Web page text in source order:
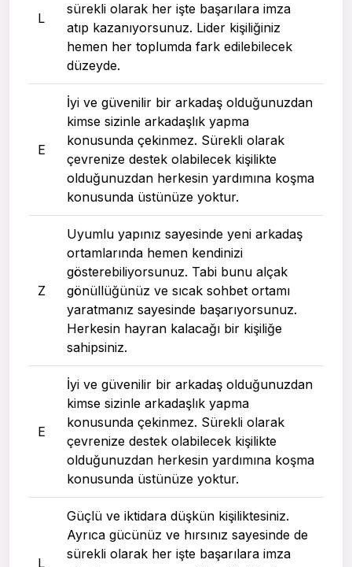
L
sürekli olarak her işte başarılara imza
atıp kazanıyorsunuz. Lider kişiliğiniz
hemen her toplumda fark edilebilecek
düzeyde.
E
İyi ve güvenilir bir arkadaş olduğunuzdan
kimse sizinle arkadaşlık yapma
konusunda çekinmez. Sürekli olarak
çevrenize destek olabilecek kişilikte
olduğunuzdan herkesin yardımına koşma
konusunda üstünüze yoktur.
Z
Uyumlu yapınız sayesinde yeni arkadaş
ortamlarında hemen kendinizi
gösterebiliyorsunuz. Tabi bunu alçak
gönüllüğünüz ve sıcak sohbet ortamı
yaratmanız sayesinde başarıyorsunuz.
Herkesin hayran kalacağı bir kişiliğe
sahipsiniz.
E
İyi ve güvenilir bir arkadaş olduğunuzdan
kimse sizinle arkadaşlık yapma
konusunda çekinmez. Sürekli olarak
çevrenize destek olabilecek kişilikte
olduğunuzdan herkesin yardımına koşma
konusunda üstünüze yoktur.
L
Güçlü ve iktidara düşkün kişiliktesiniz.
Ayrıca gücünüz ve hırsınız sayesinde de
sürekli olarak her işte başarılara imza